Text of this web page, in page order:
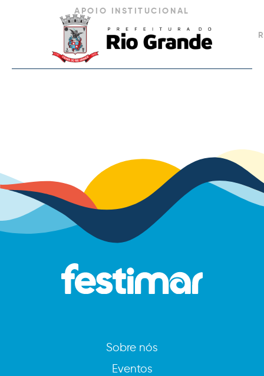
APOIO INSTITUCIONAL
Sobre nós
Eventos